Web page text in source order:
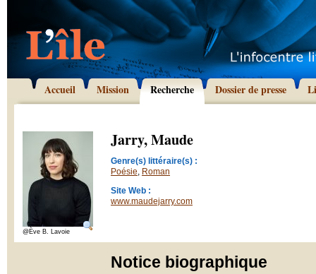
Accueil Mission Recherche Dossier de presse
@Ève B. Lavoie
Jarry, Maude
Genre(s) littéraire(s) :
Poésie, Roman
Site Web :
www.maudejarry.com
Notice biographique